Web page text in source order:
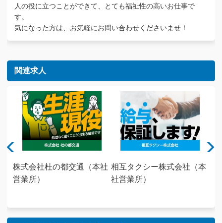
人の役に立つことができて、とても福祉性の高いお仕事で
す。
気になった方は、お気軽にお問い合わせくださいませ！
関連求人
株式会社杜の都交通（本社
営業所）
相互タクシー株式会社（本
社営業所）